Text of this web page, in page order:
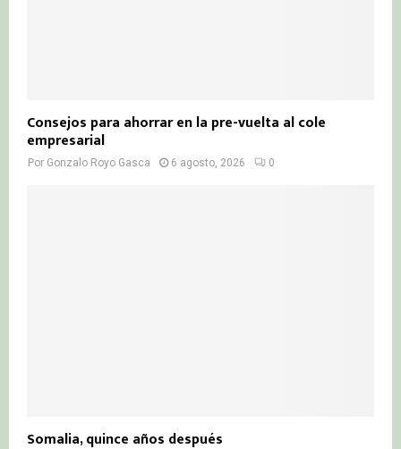
Consejos para ahorrar en la pre-vuelta al cole
empresarial
Por Gonzalo Royo Gasca 6 agosto, 2026 0
Somalia, quince años después